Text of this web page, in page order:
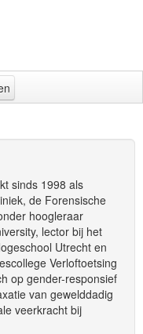
sinds 1998 als
de Forensische
hoogleraar
lector bij het
Utrecht en
Verloftoetsing
op gender-responsief
van gewelddadig
veerkracht bij